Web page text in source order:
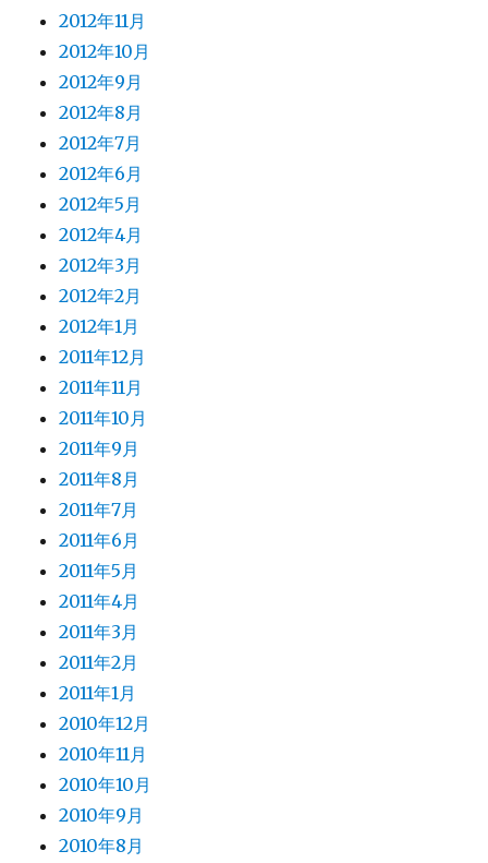
2012年11月
2012年10月
2012年9月
2012年8月
2012年7月
2012年6月
2012年5月
2012年4月
2012年3月
2012年2月
2012年1月
2011年12月
2011年11月
2011年10月
2011年9月
2011年8月
2011年7月
2011年6月
2011年5月
2011年4月
2011年3月
2011年2月
2011年1月
2010年12月
2010年11月
2010年10月
2010年9月
2010年8月